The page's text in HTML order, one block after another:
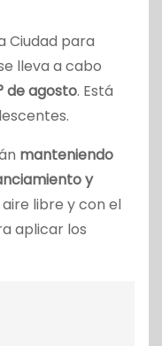
Ciudad para
lleva a cabo
de agosto. Está
manteniendo
y
libre y con el
aplicar los